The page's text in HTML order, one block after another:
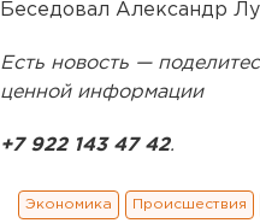
Беседовал Александр
Есть новость —
ценной информации
+7 922 143 47 42.
Экономика Происшествия